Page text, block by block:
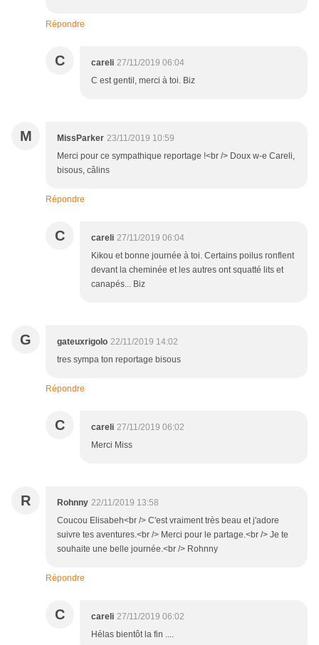
Répondre
C careli 27/11/2019 06:04
C est gentil, merci à toi. Biz
M MissParker 23/11/2019 10:59
Merci pour ce sympathique reportage !<br /> Doux w-e Careli,
bisous, câlins
Répondre
C careli 27/11/2019 06:04
Kikou et bonne journée à toi. Certains poilus ronflent
devant la cheminée et les autres ont squatté lits et
canapés... Biz
G gateuxrigolo 22/11/2019 14:02
tres sympa ton reportage bisous
Répondre
C careli 27/11/2019 06:02
Merci Miss
R Rohnny 22/11/2019 13:58
Coucou Elisabeh<br /> C'est vraiment très beau et j'adore
suivre tes aventures.<br /> Merci pour le partage.<br /> Je te
souhaite une belle journée.<br /> Rohnny
Répondre
C careli 27/11/2019 06:02
Hélas bientôt la fin ....